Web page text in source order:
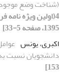
(شناخت وضع
4(اولین ویژه
1395، صفحه 5-33]
اکبری، یونس
دانشجویان نسبت
153]